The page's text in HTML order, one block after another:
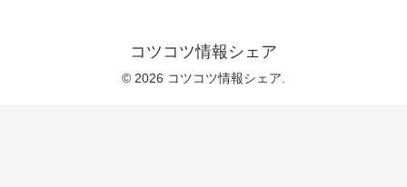
コツコツ情報シェア
© 2026 コツコツ情報シェア.